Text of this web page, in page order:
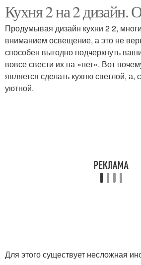
Кухня 2 на 2 дизайн.
Продумывая дизайн кухни 2 2,
вниманием освещение, а это не
способен выгодно подчеркнуть
вовсе свести их на «нет». Вот
является сделать кухню светлой, а,
уютной.
Для этого существует несложная